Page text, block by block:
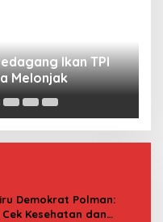
Ikan TPI
Melonjak
Demokrat Polman:
Kesehatan dan